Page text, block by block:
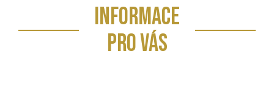
INFORMACE
PRO VÁS